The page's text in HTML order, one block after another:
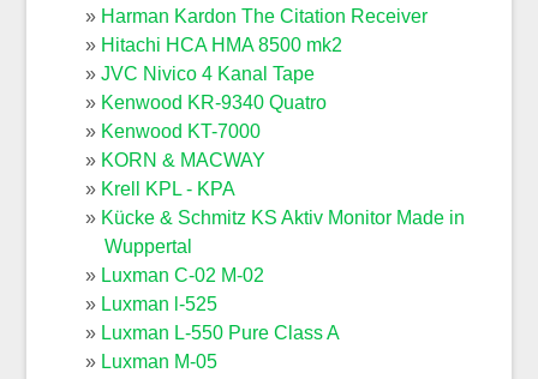
Harman Kardon The Citation Receiver
Hitachi HCA HMA 8500 mk2
JVC Nivico 4 Kanal Tape
Kenwood KR-9340 Quatro
Kenwood KT-7000
KORN & MACWAY
Krell KPL - KPA
Kücke & Schmitz KS Aktiv Monitor Made in
Wuppertal
Luxman C-02 M-02
Luxman l-525
Luxman L-550 Pure Class A
Luxman M-05